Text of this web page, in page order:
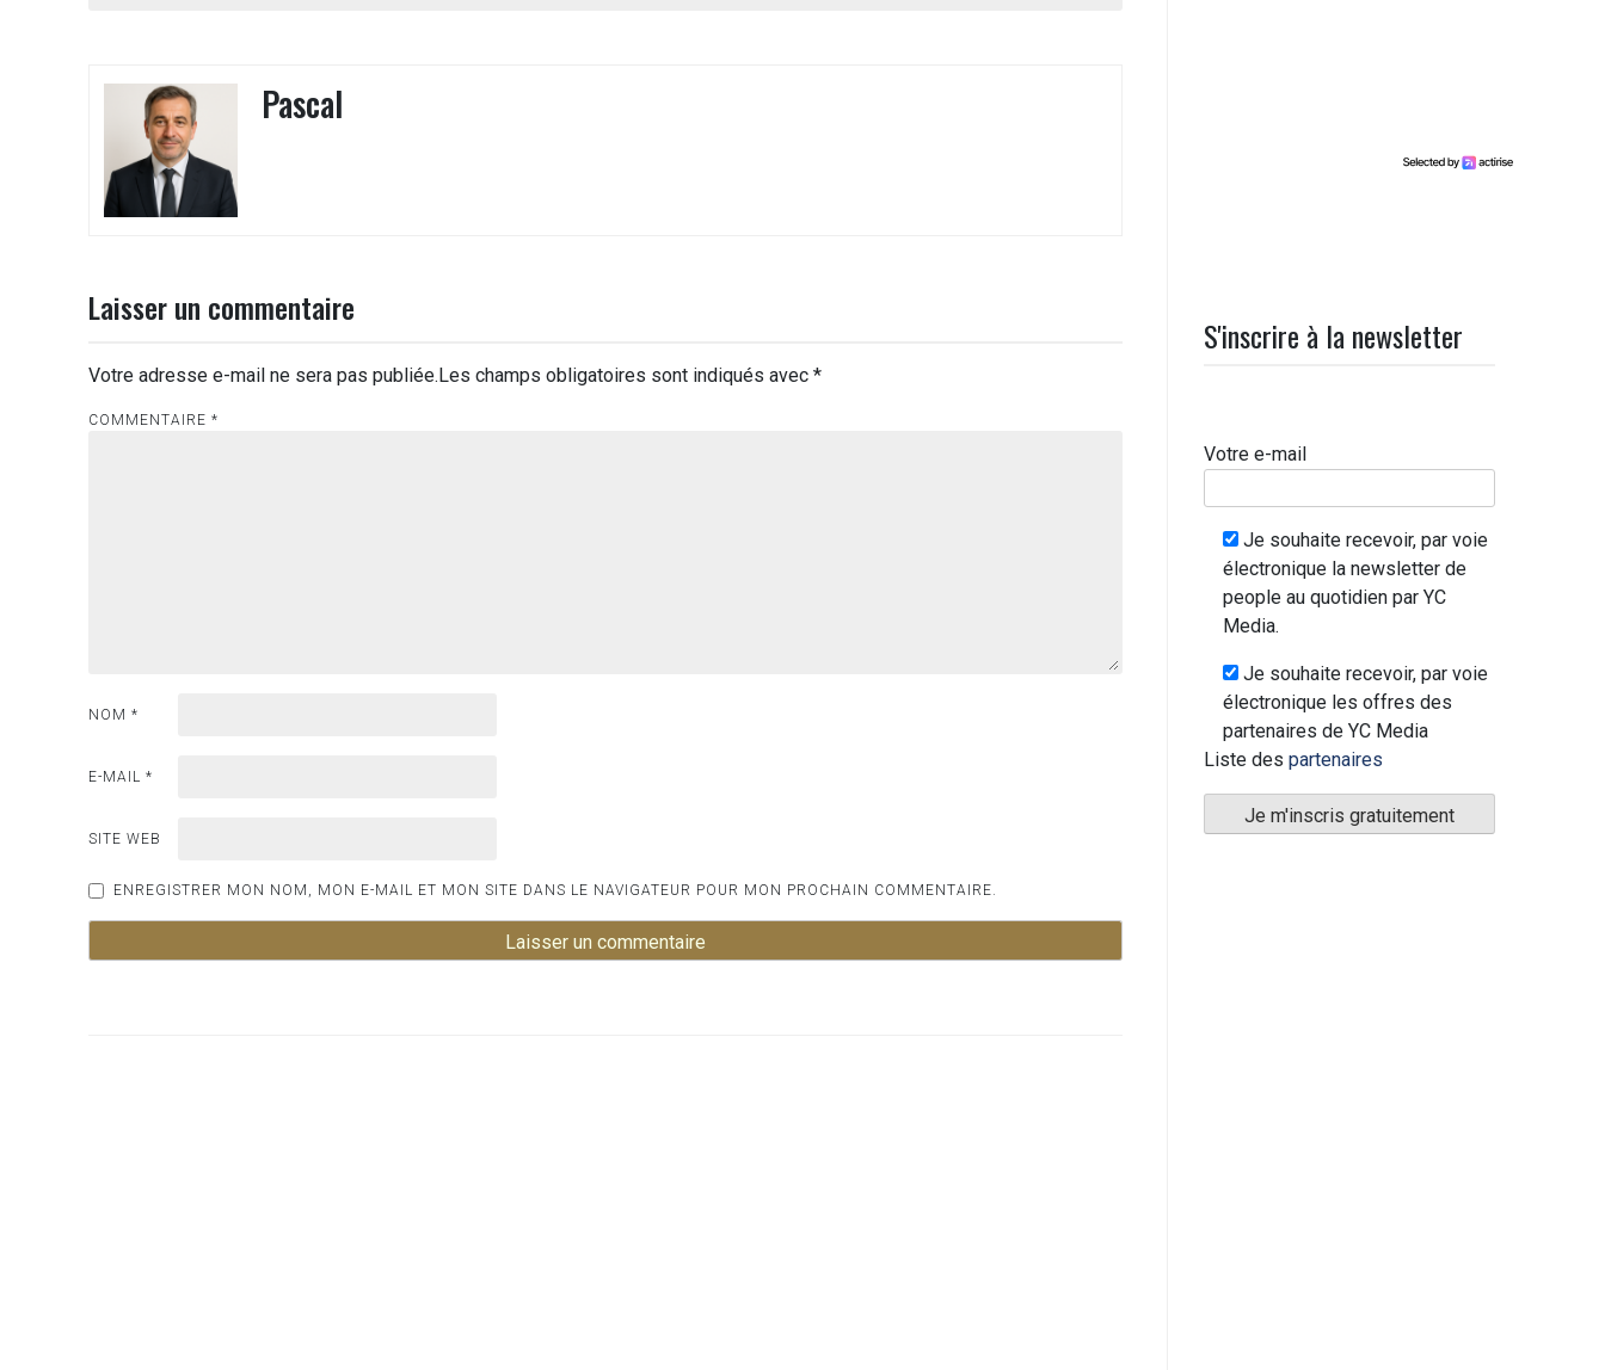
Pascal
Laisser un commentaire
Votre adresse e-mail ne sera pas publiée. Les champs obligatoires sont indiqués avec *
COMMENTAIRE *
NOM *
E-MAIL *
SITE WEB
ENREGISTRER MON NOM, MON E-MAIL ET MON SITE DANS LE NAVIGATEUR POUR MON PROCHAIN COMMENTAIRE.
S'inscrire à la newsletter
Votre e-mail
Je souhaite recevoir, par voie
électronique la newsletter de
people au quotidien par YC
Media.
Je souhaite recevoir, par voie
électronique les offres des
partenaires de YC Media
Liste des partenaires